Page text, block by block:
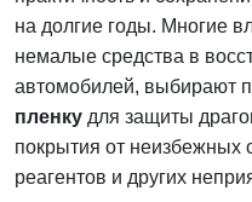
на долгие годы. Многие
немалые средства в
автомобилей, выбирают
пленку для защиты
покрытия от неизбежных
реагентов и других